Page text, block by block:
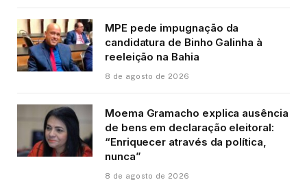
MPE pede impugnação da
candidatura de Binho Galinha à
reeleição na Bahia
8 de agosto de 2026
Moema Gramacho explica ausência
de bens em declaração eleitoral:
“Enriquecer através da política,
nunca”
8 de agosto de 2026